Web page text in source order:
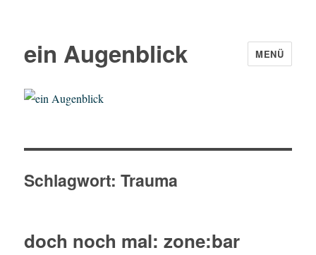
ein Augenblick MENÜ
Schlagwort:Trauma
doch noch mal: zone:bar